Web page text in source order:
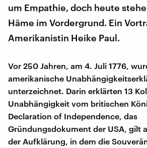
um Empathie, doch heute
Häme im Vordergrund. Ein
Amerikanistin Heike Paul.
Vor 250 Jahren, am 4. Juli 1776,
amerikanische
unterzeichnet. Darin erklärten 13
Unabhängigkeit vom britischen
Declaration of Independence, das
Gründungsdokument der USA, gilt
der Aufklärung, in dem die